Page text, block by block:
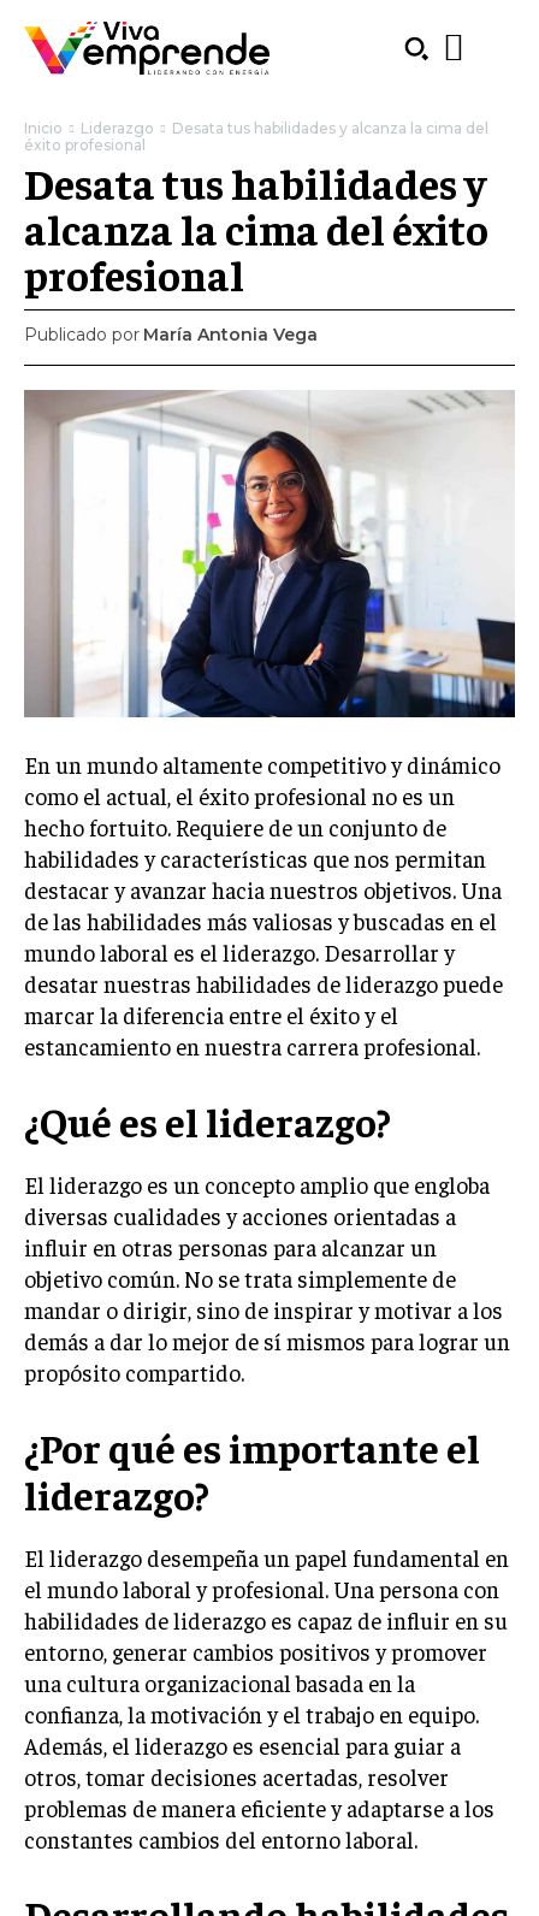
Welcome to Liberty Case
We have a curated list of the most noteworthy news from all
across the globe. With any subscription plan, you get access
exclusive articles that let you stay ahead of the curve.
Your Profile
LIFESTYLE
ESTRATEGIAS DE MARKETING
AGENCIAS DE MARKETING
AGENCIAS DE POSICIONAMIENTO WEB SEO
VENTA DE ENLACES
MARKETING DIGITAL
VENTAS Y PERSUASIÓN
GESTIÓN DE PRODUCTOS
GESTIÓN DE MARCA
INVESTIGACIÓN DE MERCADO
ANÁLISIS DE COMPETENCIA
GESTIÓN DE CLIENTES
EMPRENDIMIENTO
INNOVACIÓN EMPRESARIAL
GESTIÓN DEL CAMBIO
Inicio Liderazgo
Desata tus habilidades y alcanza la cima del
éxito profesional
Desata tus habilidades y
alcanza la cima del éxito
profesional
Publicado por María Antonia Vega
En un mundo altamente competitivo y dinámico
como el actual, el éxito profesional no es un
hecho fortuito. Requiere de un conjunto de
habilidades y características que nos permitan
destacar y avanzar hacia nuestros objetivos. Una
de las habilidades más valiosas y buscadas en el
mundo laboral es el liderazgo. Desarrollar y
desatar nuestras habilidades de liderazgo puede
marcar la diferencia entre el éxito y el
estancamiento en nuestra carrera profesional.
¿Qué es el liderazgo?
El liderazgo es un concepto amplio que engloba
diversas cualidades y acciones orientadas a
influir en otras personas para alcanzar un
objetivo común. No se trata simplemente de
mandar o dirigir, sino de inspirar y motivar a los
demás a dar lo mejor de sí mismos para lograr un
propósito compartido.
¿Por qué es importante el
liderazgo?
El liderazgo desempeña un papel fundamental en
el mundo laboral y profesional. Una persona con
habilidades de liderazgo es capaz de influir en su
entorno, generar cambios positivos y promover
una cultura organizacional basada en la
confianza, la motivación y el trabajo en equipo.
Además, el liderazgo es esencial para guiar a
otros, tomar decisiones acertadas, resolver
problemas de manera eficiente y adaptarse a los
constantes cambios del entorno laboral.